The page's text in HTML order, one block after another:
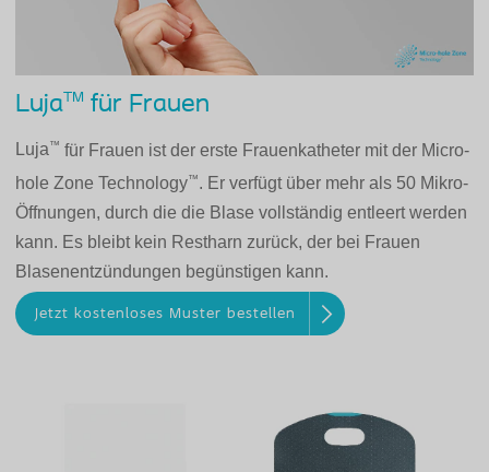
LujaTM für Frauen
Luja™ für Frauen ist der erste Frauenkatheter mit der Micro-
hole Zone Technology™. Er verfügt über mehr als 50 Mikro-
Öffnungen, durch die die Blase vollständig entleert werden
kann. Es bleibt kein Restharn zurück, der bei Frauen
Blasenentzündungen begünstigen kann.
Jetzt kostenloses Muster bestellen